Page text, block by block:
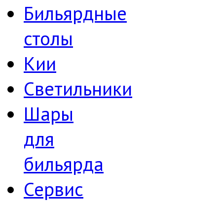
Бильярдные
столы
Кии
Светильники
Шары
для
бильярда
Сервис